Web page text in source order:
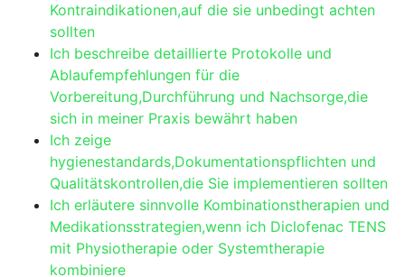
Kontraindikationen,auf die sie unbedingt achten
sollten
Ich beschreibe detaillierte Protokolle und
Ablaufempfehlungen für die
Vorbereitung,Durchführung und Nachsorge,die
sich in meiner Praxis bewährt haben
Ich zeige
hygienestandards,Dokumentationspflichten und
Qualitätskontrollen,die Sie implementieren sollten
Ich erläutere sinnvolle Kombinationstherapien und
Medikationsstrategien,wenn‍ ich Diclofenac TENS
mit Physiotherapie oder Systemtherapie
kombiniere